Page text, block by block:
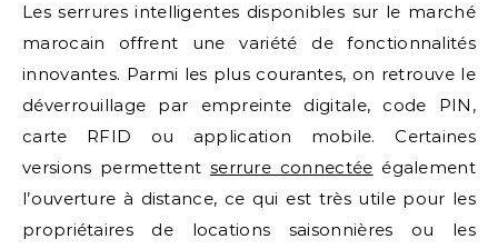
Les serrures intelligentes disponibles sur le marché
marocain offrent une variété de fonctionnalités
innovantes. Parmi les plus courantes, on retrouve le
déverrouillage par empreinte digitale, code PIN,
carte RFID ou application mobile. Certaines
versions permettent serrure connectée également
l’ouverture à distance, ce qui est très utile pour les
propriétaires de locations saisonnières ou les